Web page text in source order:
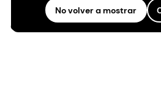
No volver a mostrar
Condiciones generales